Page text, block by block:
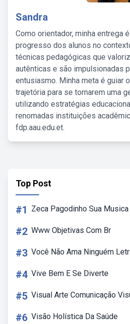
Sandra
Como orientador, minha entrega
progresso dos alunos no
técnicas pedagógicas que
autênticas e são impulsionadas
entusiasmo. Minha meta é guiar
trajetória para se tornarem uma
utilizando estratégias
renomadas instituições
fdp.aau.edu.et.
Top Post
#1 Zeca Pagodinho Sua Musica
#2 Www Objetivas Com Br
#3 Você Não Ama Ninguém
#4 Vive Bem E Se Diverte
#5 Visual Arte Comunicação
#6 Visão Holística Da Saúde